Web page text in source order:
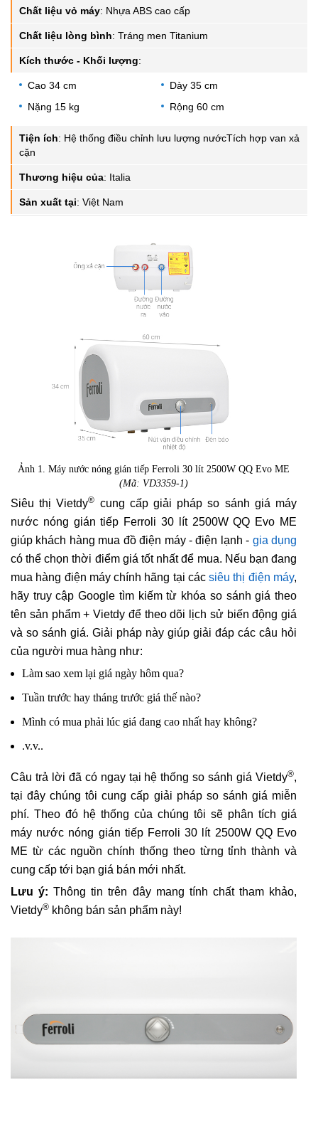
Chất liệu vỏ máy: Nhựa ABS cao cấp
Chất liệu lòng bình: Tráng men Titanium
Kích thước - Khối lượng:
Cao 34 cm
Dày 35 cm
Nặng 15 kg
Rộng 60 cm
Tiện ích: Hệ thống điều chỉnh lưu lượng nướcTích hợp van xả
cặn
Thương hiệu của: Italia
Sản xuất tại: Việt Nam
Ảnh 1. Máy nước nóng gián tiếp Ferroli 30 lít 2500W QQ Evo ME
(Mã: VD3359-1)
Siêu thị Vietdy® cung cấp giải pháp so sánh giá máy
nước nóng gián tiếp Ferroli 30 lít 2500W QQ Evo ME
giúp khách hàng mua đồ điện máy - điện lạnh - gia dụng
có thể chọn thời điểm giá tốt nhất để mua. Nếu bạn đang
mua hàng điện máy chính hãng tại cácsiêu thị điện máy,
hãy truy cập Google tìm kiếm từ khóa so sánh giá theo
tên sản phẩm + Vietdy để theo dõi lịch sử biến động giá
và so sánh giá. Giải pháp này giúp giải đáp các câu hỏi
của người mua hàng như:
Làm sao xem lại giá ngày hôm qua?
Tuần trước hay tháng trước giá thế nào?
Mình có mua phải lúc giá đang cao nhất hay không?
.v.v..
Câu trả lời đã có ngay tại hệ thống so sánh giá Vietdy®,
tại đây chúng tôi cung cấp giải pháp so sánh giá miễn
phí. Theo đó hệ thống của chúng tôi sẽ phân tích giá
máy nước nóng gián tiếp Ferroli 30 lít 2500W QQ Evo
ME từ các nguồn chính thống theo từng tỉnh thành và
cung cấp tới bạn giá bán mới nhất.
Lưu ý: Thông tin trên đây mang tính chất tham khảo,
Vietdy® không bán sản phẩm này!